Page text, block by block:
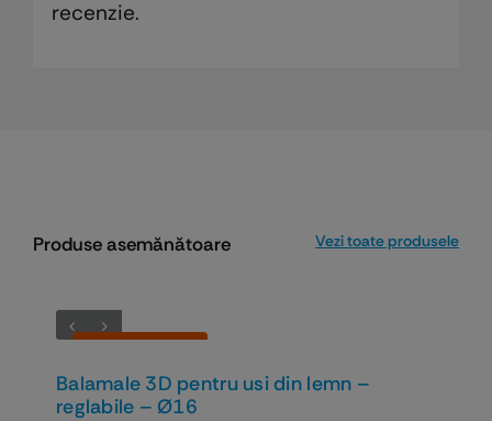
recenzie.
Produse asemănătoare Vezi toate produsele
Economiseşti 41%
Balamale 3D pentru usi din lemn –
reglabile – Ø16